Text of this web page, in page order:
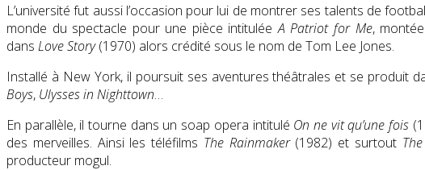
L’université fut aussi l’occasion pour lui de montrer ses talents de
monde du spectacle pour une pièce intituléeA Patriot for Me,
dans Love Story(1970) alors crédité sous le nom de Tom Lee Jones.
Installé à New York, il poursuit ses aventures théâtrales et se produit
Boys, Ulysses in Nighttown…
En parallèle, il tourne dans un soap opera intitulé On ne vit qu’une fois
des merveilles. Ainsi les téléfilms The Rainmaker(1982) et surtout
producteur mogul.